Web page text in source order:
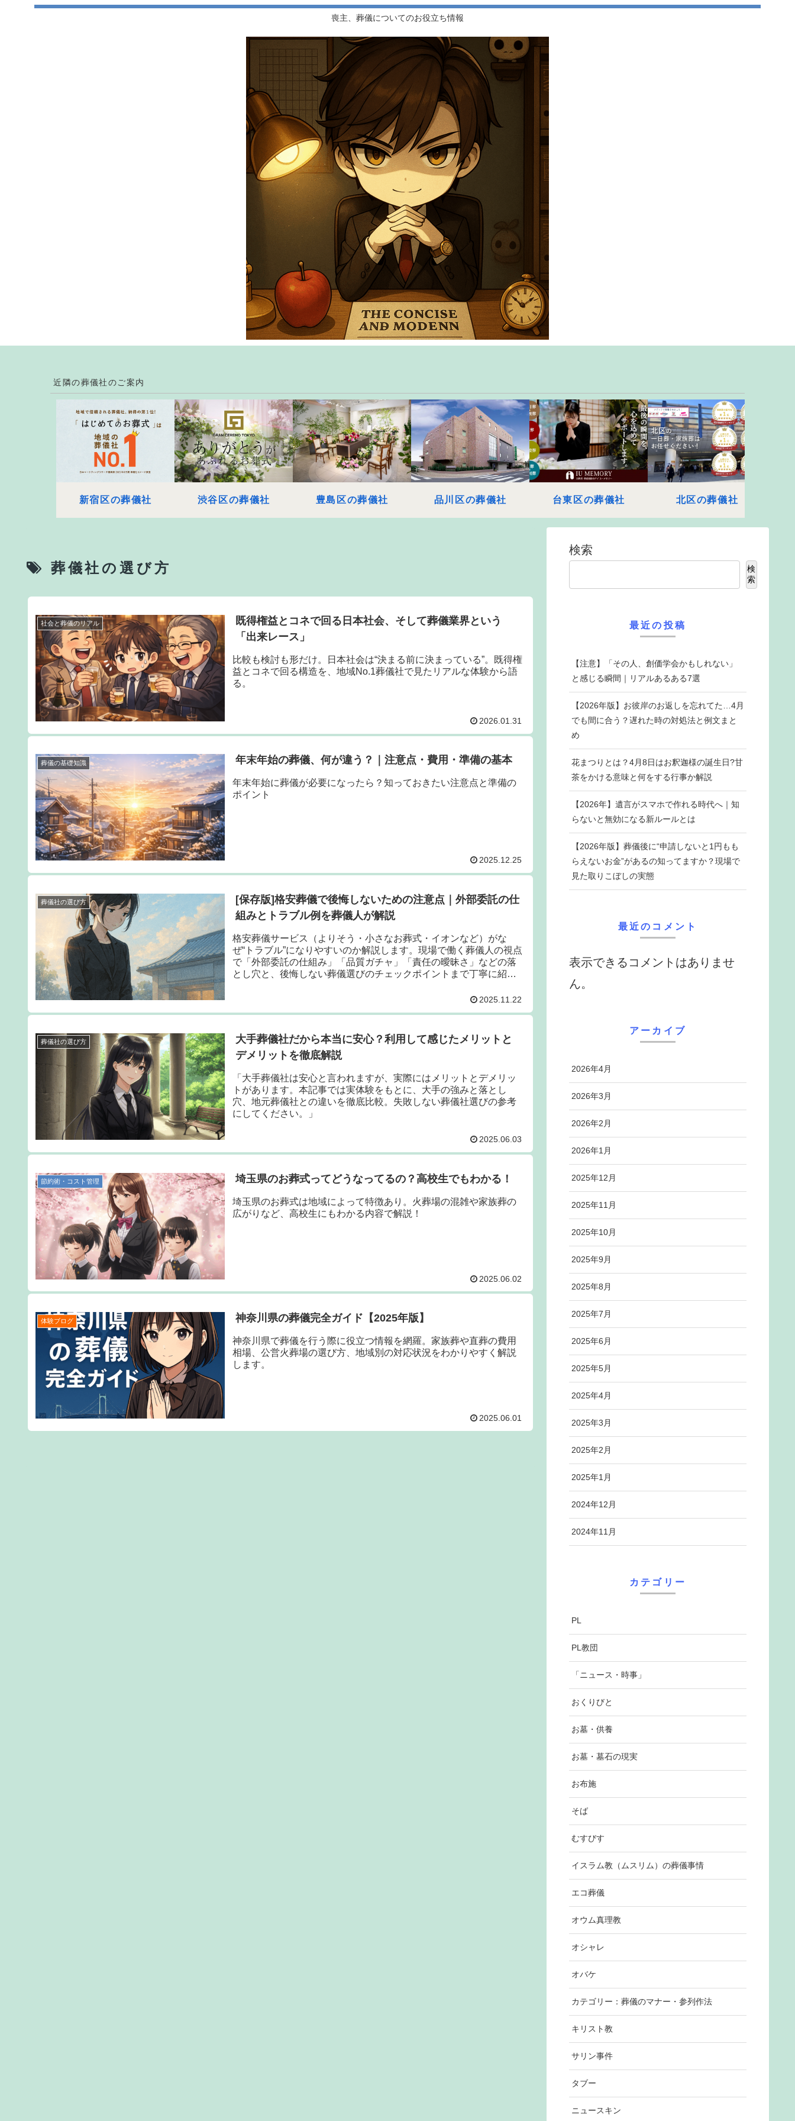
喪主、葬儀についてのお役立ち情報
近隣の葬儀社のご案内
新宿区の葬儀社 渋谷区の葬儀社 豊島区の葬儀社 品川区の葬儀社 台東区の葬儀社 北区の葬儀社
葬儀社の選び方
社会と葬儀のリアル
既得権益とコネで回る日本社会、そして葬儀業界という
「出来レース」
比較も検討も形だけ。日本社会は“決まる前に決まっている”。既得権
益とコネで回る構造を、地域No.1葬儀社で見たリアルな体験から語
る。
2026.01.31
葬儀の基礎知識 年末年始の葬儀、何が違う？｜注意点・費用・準備の基本
年末年始に葬儀が必要になったら？知っておきたい注意点と準備の
ポイント
2025.12.25
葬儀社の選び方
[保存版]格安葬儀で後悔しないための注意点｜外部委託の仕
組みとトラブル例を葬儀人が解説
格安葬儀サービス（よりそう・小さなお葬式・イオンなど）がな
ぜ“トラブル”になりやすいのか解説します。現場で働く葬儀人の視点
で「外部委託の仕組み」「品質ガチャ」「責任の曖昧さ」などの落
とし穴と、後悔しない葬儀選びのチェックポイントまで丁寧に紹
2025.11.22
葬儀社の選び方
大手葬儀社だから本当に安心？利用して感じたメリットと
デメリットを徹底解説
「大手葬儀社は安心と言われますが、実際にはメリットとデメリッ
トがあります。本記事では実体験をもとに、大手の強みと落とし
穴、地元葬儀社との違いを徹底比較。失敗しない葬儀社選びの参考
にしてください。」
2025.06.03
節約術・コスト管理 埼玉県のお葬式ってどうなってるの？高校生でもわかる！
埼玉県のお葬式は地域によって特徴あり。火葬場の混雑や家族葬の
広がりなど、高校生にもわかる内容で解説！
2025.06.02
体験ブログ 神奈川県の葬儀完全ガイド【2025年版】
神奈川県で葬儀を行う際に役立つ情報を網羅。家族葬や直葬の費用
相場、公営火葬場の選び方、地域別の対応状況をわかりやすく解説
します。
2025.06.01
検索
検
索
最近の投稿
【注意】「その人、創価学会かもしれない」
と感じる瞬間｜リアルあるある7選
【2026年版】お彼岸のお返しを忘れてた…4月
でも間に合う？遅れた時の対処法と例文まと
め
花まつりとは？4月8日はお釈迦様の誕生日?甘
茶をかける意味と何をする行事か解説
【2026年】遺言がスマホで作れる時代へ｜知
らないと無効になる新ルールとは
【2026年版】葬儀後に“申請しないと1円もも
らえないお金”があるの知ってますか？現場で
見た取りこぼしの実態
最近のコメント
表示できるコメントはありませ
ん。
アーカイブ
2026年4月
2026年3月
2026年2月
2026年1月
2025年12月
2025年11月
2025年10月
2025年9月
2025年8月
2025年7月
2025年6月
2025年5月
2025年4月
2025年3月
2025年2月
2025年1月
2024年12月
2024年11月
カテゴリー
PL
PL教団
「ニュース・時事」
おくりびと
お墓・供養
お墓・墓石の現実
お布施
そば
むすびす
イスラム教（ムスリム）の葬儀事情
エコ葬儀
オウム真理教
オシャレ
オバケ
カテゴリー：葬儀のマナー・参列作法
キリスト教
サリン事件
タブー
ニュースキン